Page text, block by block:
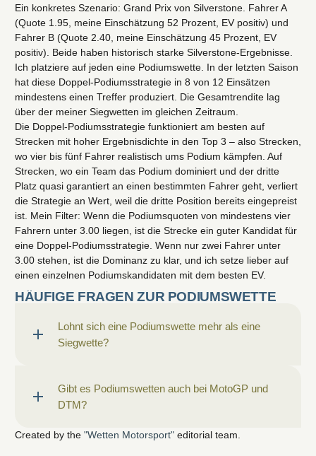
Ein konkretes Szenario: Grand Prix von Silverstone. Fahrer A
(Quote 1.95, meine Einschätzung 52 Prozent, EV positiv) und
Fahrer B (Quote 2.40, meine Einschätzung 45 Prozent, EV
positiv). Beide haben historisch starke Silverstone-Ergebnisse.
Ich platziere auf jeden eine Podiumswette. In der letzten Saison
hat diese Doppel-Podiumsstrategie in 8 von 12 Einsätzen
mindestens einen Treffer produziert. Die Gesamtrendite lag
über der meiner Siegwetten im gleichen Zeitraum.
Die Doppel-Podiumsstrategie funktioniert am besten auf
Strecken mit hoher Ergebnisdichte in den Top 3 – also Strecken,
wo vier bis fünf Fahrer realistisch ums Podium kämpfen. Auf
Strecken, wo ein Team das Podium dominiert und der dritte
Platz quasi garantiert an einen bestimmten Fahrer geht, verliert
die Strategie an Wert, weil die dritte Position bereits eingepreist
ist. Mein Filter: Wenn die Podiumsquoten von mindestens vier
Fahrern unter 3.00 liegen, ist die Strecke ein guter Kandidat für
eine Doppel-Podiumsstrategie. Wenn nur zwei Fahrer unter
3.00 stehen, ist die Dominanz zu klar, und ich setze lieber auf
einen einzelnen Podiumskandidaten mit dem besten EV.
HÄUFIGE FRAGEN ZUR PODIUMSWETTE
Lohnt sich eine Podiumswette mehr als eine
Siegwette?
Gibt es Podiumswetten auch bei MotoGP und
DTM?
Created by the "Wetten Motorsport" editorial team.